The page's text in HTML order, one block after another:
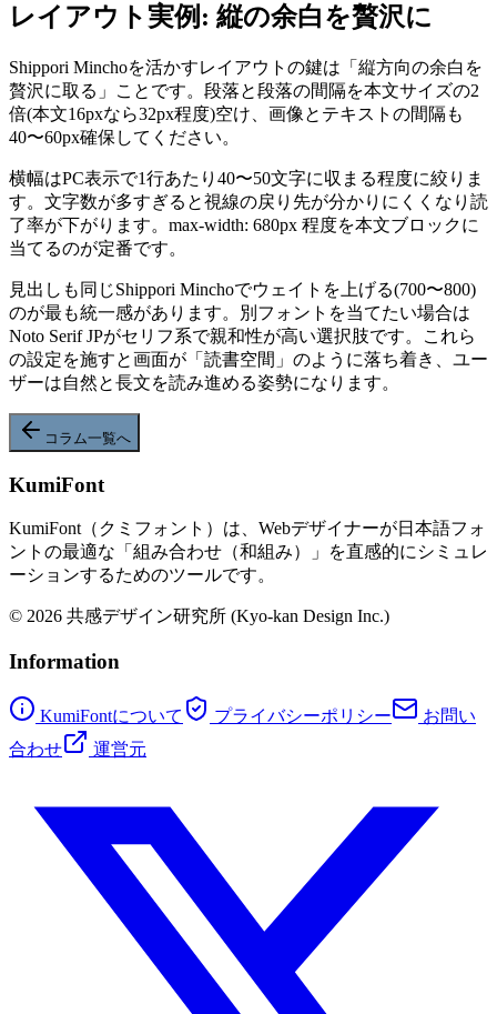
レイアウト実例: 縦の余白を贅沢に
Shippori Minchoを活かすレイアウトの鍵は「縦方向の余白を
贅沢に取る」ことです。段落と段落の間隔を本文サイズの2
倍(本文16pxなら32px程度)空け、画像とテキストの間隔も
40〜60px確保してください。
横幅はPC表示で1行あたり40〜50文字に収まる程度に絞りま
す。文字数が多すぎると視線の戻り先が分かりにくくなり読
了率が下がります。max-width: 680px 程度を本文ブロックに
当てるのが定番です。
見出しも同じShippori Minchoでウェイトを上げる(700〜800)
のが最も統一感があります。別フォントを当てたい場合は
Noto Serif JPがセリフ系で親和性が高い選択肢です。これら
の設定を施すと画面が「読書空間」のように落ち着き、ユー
ザーは自然と長文を読み進める姿勢になります。
コラム一覧へ
KumiFont
KumiFont（クミフォント）は、Webデザイナーが日本語フォ
ントの最適な「組み合わせ（和組み）」を直感的にシミュレ
ーションするためのツールです。
© 2026 共感デザイン研究所 (Kyo-kan Design Inc.)
Information
KumiFontについて プライバシーポリシー
お問い
合わせ
運営元